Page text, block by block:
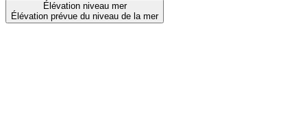
Élévation niveau mer
Élévation prévue du niveau de la mer